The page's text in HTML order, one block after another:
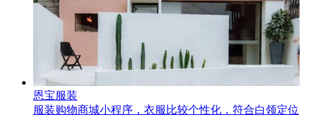
恩宝服装
服装购物商城小程序，衣服比较个性化，符合白领定位